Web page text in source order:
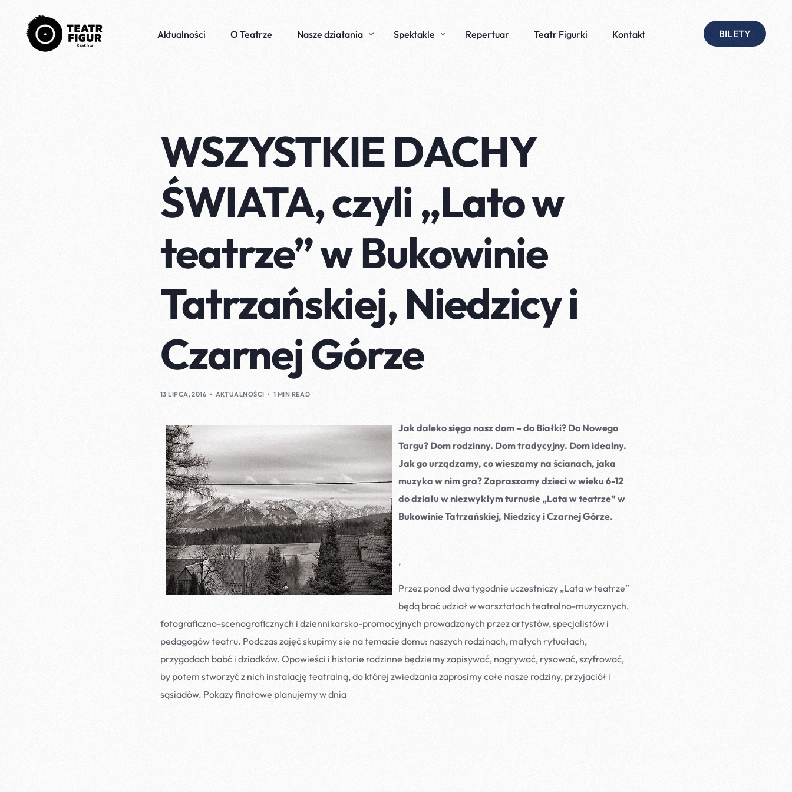
Aktualności O Teatrze Nasze działania Spektakle
Materia Nomada
Strefa bezpłatnego parkowania, czyli osiedlowe love
Jestem cały świat minus świat oprócz mnie
Bracia polarnej zorzy
Mglisty Billy
Repertuar Teatr Figurki Kontakt BILETY
WSZYSTKIE DACHY
ŚWIATA, czyli „Lato w
teatrze” w Bukowinie
Tatrzańskiej, Niedzicy i
Czarnej Górze
13 LIPCA, 2016 AKTUALNOŚCI 1 MIN READ
Jak daleko sięga nasz dom – do Białki? Do Nowego
Targu? Dom rodzinny. Dom tradycyjny. Dom idealny.
Jak go urządzamy, co wieszamy na ścianach, jaka
muzyka w nim gra? Zapraszamy dzieci w wieku 6-12
do działu w niezwykłym turnusie „Lata w teatrze” w
Bukowinie Tatrzańskiej, Niedzicy i Czarnej Górze.
,
Przez ponad dwa tygodnie uczestniczy „Lata w teatrze”
będą brać udział w warsztatach teatralno-muzycznych,
fotograficzno-scenograficznych i dziennikarsko-promocyjnych prowadzonych przez artystów, specjalistów i
pedagogów teatru. Podczas zajęć skupimy się na temacie domu: naszych rodzinach, małych rytuałach,
przygodach babć i dziadków. Opowieści i historie rodzinne będziemy zapisywać, nagrywać, rysować, szyfrować,
by potem stworzyć z nich instalację teatralną, do której zwiedzania zaprosimy całe nasze rodziny, przyjaciół i
sąsiadów. Pokazy finałowe planujemy w dnia